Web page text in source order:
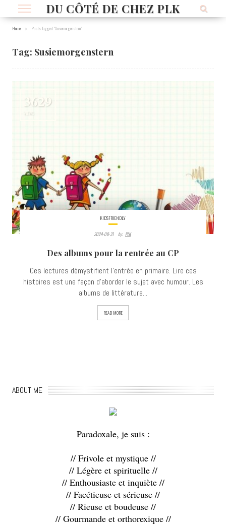
DU CÔTÉ DE CHEZ PLK
Home Posts Tagged "Susiemorgenstern"
Tag: Susiemorgenstern
3629
VIEWS
KIDSFRIENDLY
2024-08-31 By: PLK
Des albums pour la rentrée au CP
Ces lectures démystifient l'entrée en primaire. Lire ces
histoires est une façon d’aborder le sujet avec humour. Les
albums de littérature...
READ MORE
ABOUT ME
Paradoxale, je suis :
// Frivole et mystique //
// Légère et spirituelle //
// Enthousiaste et inquiète //
// Facétieuse et sérieuse //
// Rieuse et boudeuse //
// Gourmande et orthorexique //